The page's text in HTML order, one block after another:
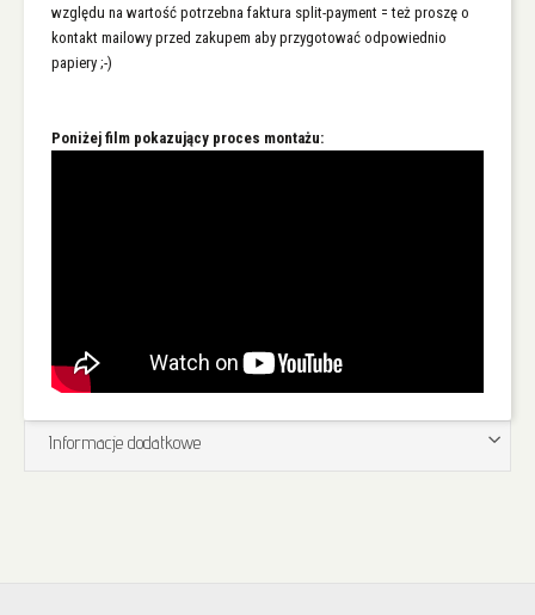
względu na wartość potrzebna faktura split-payment = też proszę o
kontakt mailowy przed zakupem aby przygotować odpowiednio
papiery ;-)
Poniżej film pokazujący proces montażu:
Informacje dodatkowe